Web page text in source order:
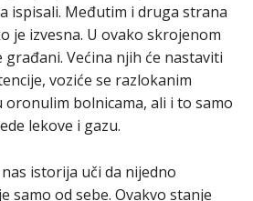
ispisali. Međutim i druga strana
je izvesna. U ovako skrojenom
Većina njih će nastaviti
voziće se razlokanim
oronulim bolnicama, ali i to samo
lekove i gazu.
istorija uči da nijedno
samo od sebe. Ovakvo stanje